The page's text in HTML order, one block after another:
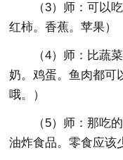
（3）师：可以
红柿。香蕉。苹果）
（4）师：比蔬
奶。鸡蛋。鱼肉都可
哦。）
（5）师：那吃
油炸食品。零食应该